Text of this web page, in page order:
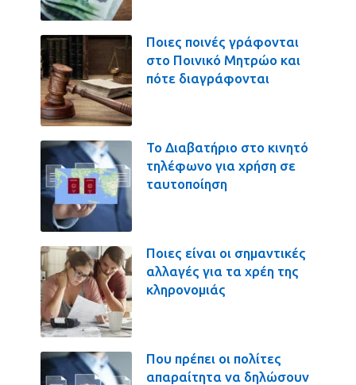
Ποιες ποινές γράφονται
στο Ποινικό Μητρώο και
πότε διαγράφονται
Το Διαβατήριο στο κινητό
τηλέφωνο για χρήση σε
ταυτοποίηση
Ποιες είναι οι σημαντικές
αλλαγές για τα χρέη της
κληρονομιάς
Που πρέπει οι πολίτες
απαραίτητα να δηλώσουν